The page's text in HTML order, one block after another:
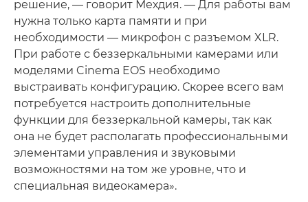
решение, — говорит Мехдия. — Для работы вам
нужна только карта памяти и при
необходимости — микрофон с разъемом XLR.
При работе с беззеркальными камерами или
моделями Cinema EOS необходимо
выстраивать конфигурацию. Скорее всего вам
потребуется настроить дополнительные
функции для беззеркальной камеры, так как
она не будет располагать профессиональными
элементами управления и звуковыми
возможностями на том же уровне, что и
специальная видеокамера».